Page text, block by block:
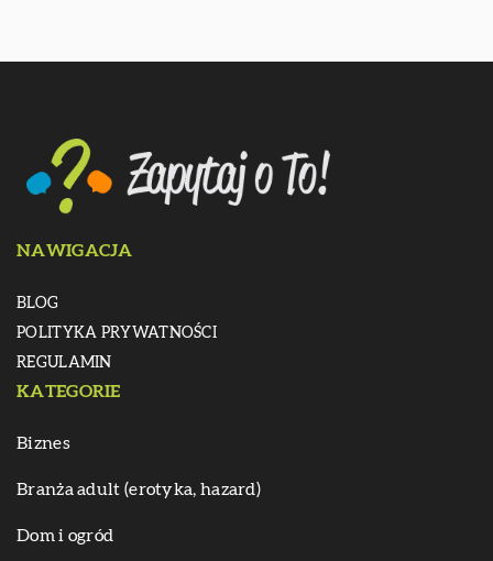
NAWIGACJA
BLOG
POLITYKA PRYWATNOŚCI
REGULAMIN
KATEGORIE
Biznes
Branża adult (erotyka, hazard)
Dom i ogród